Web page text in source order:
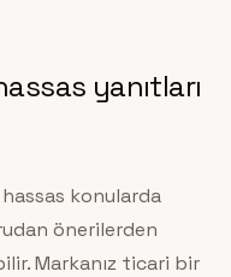
yanıtları
konularda
önerilerden
Markanız ticari bir